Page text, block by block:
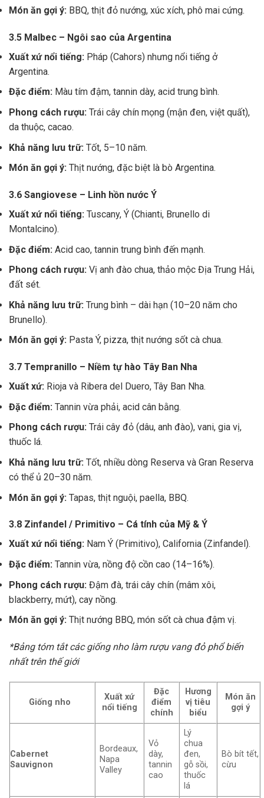
Món ăn gợi ý: BBQ, thịt đỏ nướng, xúc xích, phô mai cứng.
3.5 Malbec – Ngôi sao của Argentina
Xuất xứ nổi tiếng: Pháp (Cahors) nhưng nổi tiếng ở
Argentina.
Đặc điểm: Màu tím đậm, tannin dày, acid trung bình.
Phong cách rượu: Trái cây chín mọng (mận đen, việt quất),
da thuộc, cacao.
Khả năng lưu trữ: Tốt, 5–10 năm.
Món ăn gợi ý: Thịt nướng, đặc biệt là bò Argentina.
3.6 Sangiovese – Linh hồn nước Ý
Xuất xứ nổi tiếng: Tuscany, Ý (Chianti, Brunello di
Montalcino).
Đặc điểm: Acid cao, tannin trung bình đến mạnh.
Phong cách rượu: Vị anh đào chua, thảo mộc Địa Trung Hải,
đất sét.
Khả năng lưu trữ: Trung bình – dài hạn (10–20 năm cho
Brunello).
Món ăn gợi ý: Pasta Ý, pizza, thịt nướng sốt cà chua.
3.7 Tempranillo – Niềm tự hào Tây Ban Nha
Xuất xứ: Rioja và Ribera del Duero, Tây Ban Nha.
Đặc điểm: Tannin vừa phải, acid cân bằng.
Phong cách rượu: Trái cây đỏ (dâu, anh đào), vani, gia vị,
thuốc lá.
Khả năng lưu trữ: Tốt, nhiều dòng Reserva và Gran Reserva
có thể ủ 20–30 năm.
Món ăn gợi ý: Tapas, thịt nguội, paella, BBQ.
3.8 Zinfandel / Primitivo – Cá tính của Mỹ & Ý
Xuất xứ nổi tiếng: Nam Ý (Primitivo), California (Zinfandel).
Đặc điểm: Tannin vừa, nồng độ cồn cao (14–16%).
Phong cách rượu: Đậm đà, trái cây chín (mâm xôi,
blackberry, mứt), cay nồng.
Món ăn gợi ý: Thịt nướng BBQ, món sốt cà chua đậm vị.
*Bảng tóm tắt các giống nho làm rượu vang đỏ phổ biến
nhất trên thế giới
Giống nho
Xuất xứ
nổi tiếng
Đặc
điểm
chính
Hương
vị tiêu
biểu
Món ăn
gợi ý
Cabernet
Sauvignon
Bordeaux,
Napa
Valley
Vỏ
dày,
tannin
cao
Lý
chua
đen,
gỗ sồi,
thuốc
lá
Bò bít tết,
cừu